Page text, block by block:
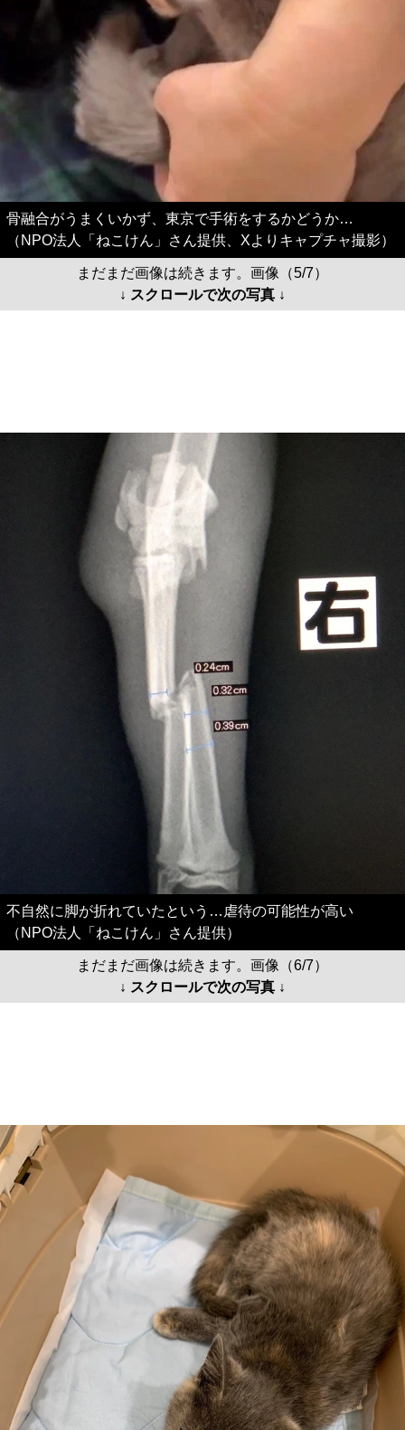
骨融合がうまくいかず、東京で手術をするかどうか…
（NPO法人「ねこけん」さん提供、Xよりキャプチャ撮影）
まだまだ画像は続きます。画像（5/7）
↓ スクロールで次の写真 ↓
不自然に脚が折れていたという…虐待の可能性が高い
（NPO法人「ねこけん」さん提供）
まだまだ画像は続きます。画像（6/7）
↓ スクロールで次の写真 ↓